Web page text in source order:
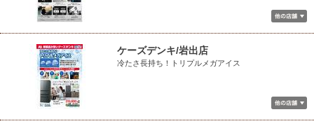
ケーズデンキ/岩出店
冷たさ長持ち！トリプルメガアイス